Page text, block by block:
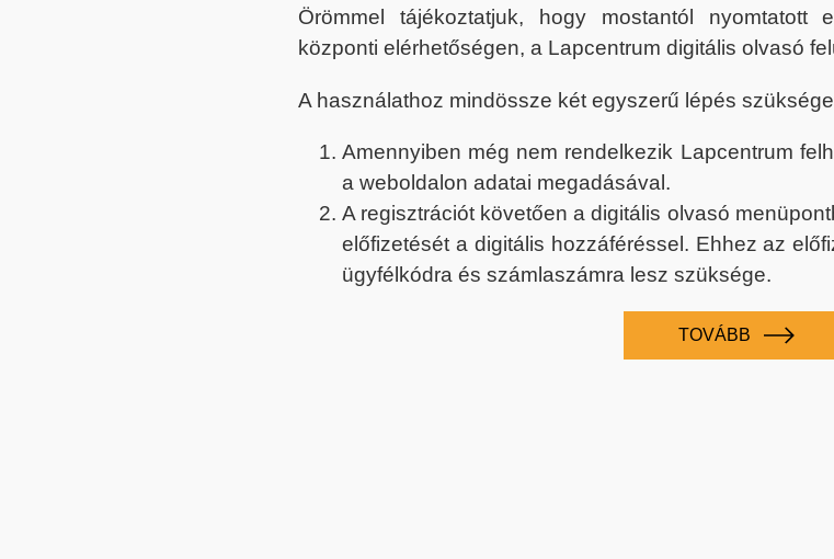
Örömmel tájékoztatjuk, hogy mostantól nyomtatott
központi elérhetőségen, a Lapcentrum digitális olvasó
A használathoz mindössze két egyszerű lépés
Amennyiben még nem rendelkezik Lapcentrum
a weboldalon adatai megadásával.
A regisztrációt követően a digitális olvasó
előfizetését a digitális hozzáféréssel. Ehhez az
ügyfélkódra és számlaszámra lesz szüksége.
TOVÁBB